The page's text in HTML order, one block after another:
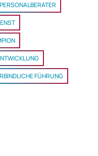
PERSONALBERATER
FÜHRUNG